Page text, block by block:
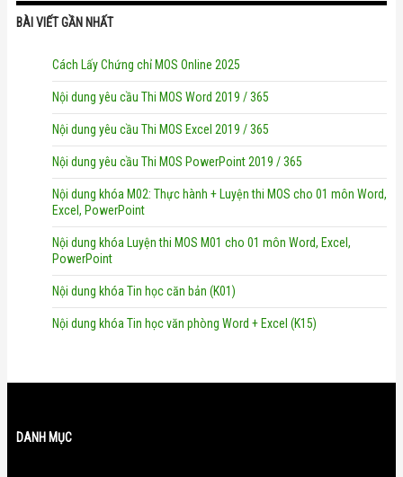
BÀI VIẾT GẦN NHẤT
Cách Lấy Chứng chỉ MOS Online 2025
Nội dung yêu cầu Thi MOS Word 2019 / 365
Nội dung yêu cầu Thi MOS Excel 2019 / 365
Nội dung yêu cầu Thi MOS PowerPoint 2019 / 365
Nội dung khóa M02: Thực hành + Luyện thi MOS cho 01 môn Word,
Excel, PowerPoint
Nội dung khóa Luyện thi MOS M01 cho 01 môn Word, Excel,
PowerPoint
Nội dung khóa Tin học căn bản (K01)
Nội dung khóa Tin học văn phòng Word + Excel (K15)
DANH MỤC